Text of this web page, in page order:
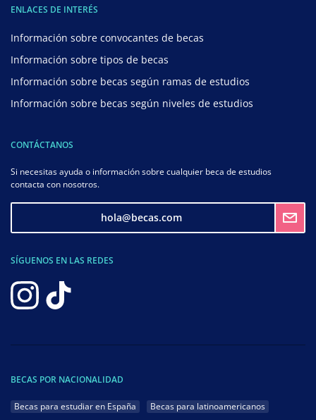
ENLACES DE INTERÉS
Información sobre convocantes de becas
Información sobre tipos de becas
Información sobre becas según ramas de estudios
Información sobre becas según niveles de estudios
CONTÁCTANOS
Si necesitas ayuda o información sobre cualquier beca de estudios
contacta con nosotros.
hola@becas.com
SÍGUENOS EN LAS REDES
BECAS POR NACIONALIDAD
Becas para estudiar en España Becas para latinoamericanos